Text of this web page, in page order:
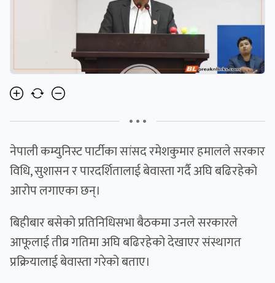
• • •
नेपाली कम्युनिस्ट पार्टीका सांसद रमेशकुमार हमालले सरकार
विधि, सुशासन र पारदर्शितालाई बेवास्ता गर्दै अघि बढिरहेको
आरोप लगाएका छन्।
बिहीबार बसेको प्रतिनिधिसभा बैठकमा उनले सरकारले
आफूलाई तीव्र गतिमा अघि बढिरहेको देखाएर संस्थागत
प्रक्रियालाई बेवास्ता गरेको बताए।